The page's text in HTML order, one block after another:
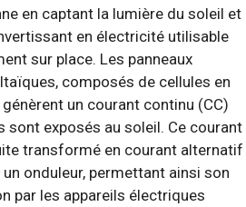
en captant la lumière du soleil et
en électricité utilisable
sur place. Les panneaux
composés de cellules en
un courant continu (CC)
sont exposés au soleil. Ce courant
transformé en courant alternatif
un onduleur, permettant ainsi son
par les appareils électriques